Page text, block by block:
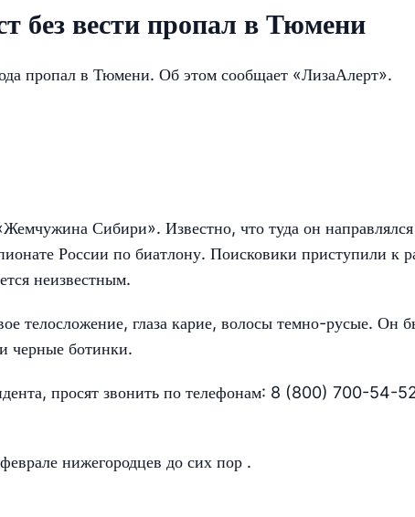
без вести пропал в Тюмени
пропал в Тюмени. Об этом сообщает «ЛизаАлерт».
Сибири». Известно, что туда он
России по биатлону. Поисковики приступили к
неизвестным.
телосложение, глаза карие, волосы темно-русые. Он
черные ботинки.
просят звонить по телефонам: 8 (800) 700-54-
нижегородцев до сих пор .